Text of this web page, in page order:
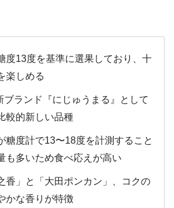
度13度を基準に選果しており、十
楽しめる
ブランド『にじゅうまる』として
較的新しい品種
糖度計で13〜18度を計測すること
も多いため食べ応えが高い
香」と「大田ポンカン」、コクの
かな香りが特徴